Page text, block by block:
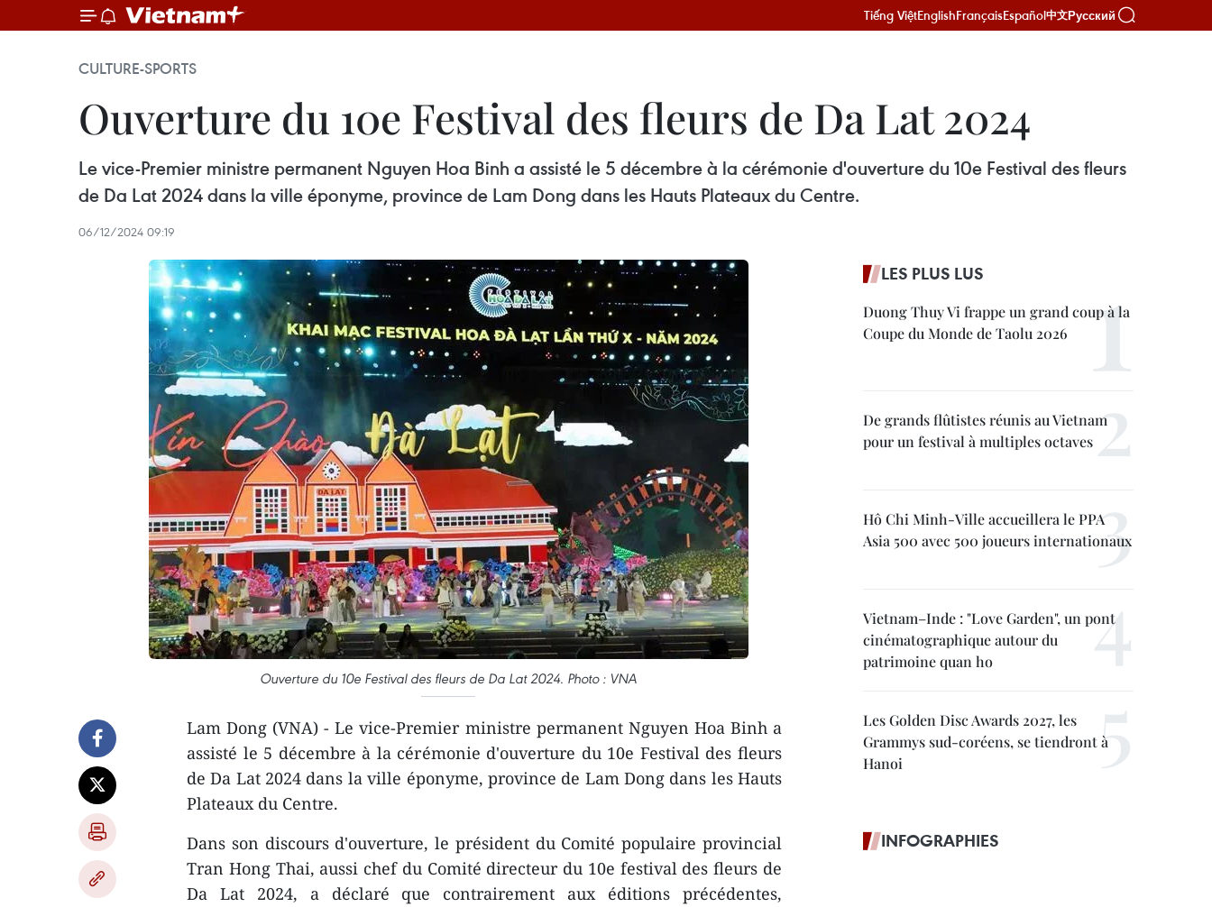
Tiếng ViệtEnglishFrançaisEspañol中文Русский
CULTURE-SPORTS
Ouverture du 10e Festival des fleurs de Da Lat 2024
Le vice-Premier ministre permanent Nguyen Hoa Binh a assisté le 5 décembre à la cérémonie d'ouverture du 10e Festival des fleurs
de Da Lat 2024 dans la ville éponyme, province de Lam Dong dans les Hauts Plateaux du Centre.
06/12/2024 09:19
Ouverture du 10e Festival des fleurs de Da Lat 2024. Photo : VNA
Lam Dong (VNA) - Le vice-Premier ministre permanent Nguyen Hoa Binh a
assisté le 5 décembre à la cérémonie d'ouverture du 10e Festival des fleurs
de Da Lat 2024 dans la ville éponyme, province de Lam Dong dans les Hauts
Plateaux du Centre.
Dans son discours d'ouverture, le président du Comité populaire provincial
Tran Hong Thai, aussi chef du Comité directeur du 10e festival des fleurs de
Da Lat 2024, a déclaré que contrairement aux éditions précédentes,
LES PLUS LUS
Duong Thuy Vi frappe un grand coup à la
Coupe du Monde de Taolu 2026
De grands flûtistes réunis au Vietnam
pour un festival à multiples octaves
Hô Chi Minh-Ville accueillera le PPA
Asia 500 avec 500 joueurs internationaux
Vietnam–Inde : "Love Garden", un pont
cinématographique autour du
patrimoine quan ho
Les Golden Disc Awards 2027, les
Grammys sud-coréens, se tiendront à
Hanoi
INFOGRAPHIES